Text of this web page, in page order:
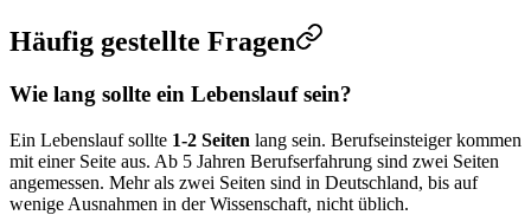
Häufig gestellte Fragen
Wie lang sollte ein Lebenslauf sein?
Ein Lebenslauf sollte 1-2 Seiten lang sein. Berufseinsteiger kommen
mit einer Seite aus. Ab 5 Jahren Berufserfahrung sind zwei Seiten
angemessen. Mehr als zwei Seiten sind in Deutschland, bis auf
wenige Ausnahmen in der Wissenschaft, nicht üblich.